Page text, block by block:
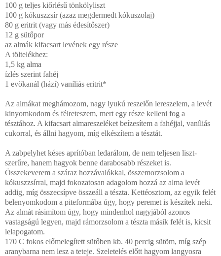
100 g teljes kiőrlésű tönkölyliszt
100 g kókuszzsír (azaz megdermedt kókuszolaj)
80 g eritrit (vagy más édesítőszer)
12 g sütőpor
az almák kifacsart levének egy része
A töltelékhez:
1,5 kg alma
ízlés szerint fahéj
1 evőkanál (házi) vaníliás eritrit*
Az almákat meghámozom, nagy lyukú reszelőn lereszelem, a levét
kinyomkodom és félreteszem, mert egy része kelleni fog a
tésztához. A kifacsart almareszeléket beízesítem a fahéjjal, vaníliás
cukorral, és állni hagyom, míg elkészítem a tésztát.
A zabpelyhet késes aprítóban ledarálom, de nem teljesen liszt-
szerűre, hanem hagyok benne darabosabb részeket is.
Összekeverem a száraz hozzávalókkal, összemorzsolom a
kókuszzsírral, majd fokozatosan adagolom hozzá az alma levét
addig, míg összecsípve összeáll a tészta. Kettéosztom, az egyik felét
belenyomkodom a piteformába úgy, hogy peremet is készítek neki.
Az almát rásimítom úgy, hogy mindenhol nagyjából azonos
vastagságú legyen, majd rámorzsolom a tészta másik felét is, kicsit
lelapogatom.
170 C fokos előmelegített sütőben kb. 40 percig sütöm, míg szép
aranybarna nem lesz a teteje. Szeletelés előtt hagyom langyosra